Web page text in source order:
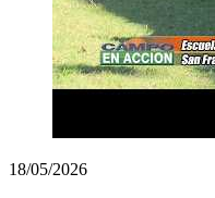
18/05/2026